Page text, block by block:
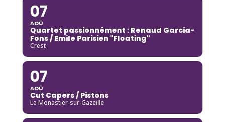
07
AOÛ
Quartet passionnément : Renaud Garcia-
Fons / Emile Parisien "Floating"
Crest
07
AOÛ
Cut Capers / Pistons
Le Monastier-sur-Gazeille